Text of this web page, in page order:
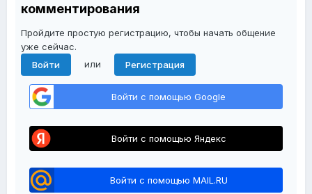
комментирования
Пройдите простую регистрацию, чтобы начать общение
уже сейчас.
Войти
или Регистрация
Войти с помощью Google
Войти с помощью Яндекс
Войти с помощью MAIL.RU